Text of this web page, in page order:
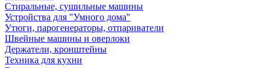
Стиральные, сушильные машины
Устройства для "Умного дома"
Утюги, парогенераторы, отпариватели
Швейные машины и оверлоки
Держатели, кронштейны
Техника для кухни